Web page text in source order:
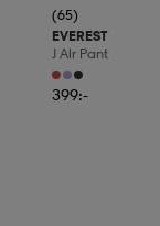
(65)
EVEREST
J Alr Pant
399:-